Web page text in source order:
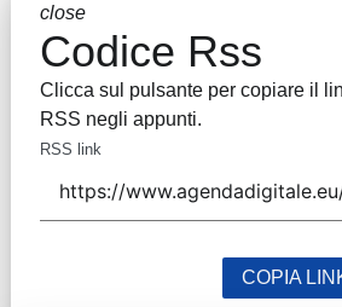
close
Codice Rss
Clicca sul pulsante per copiare il link
negli appunti.